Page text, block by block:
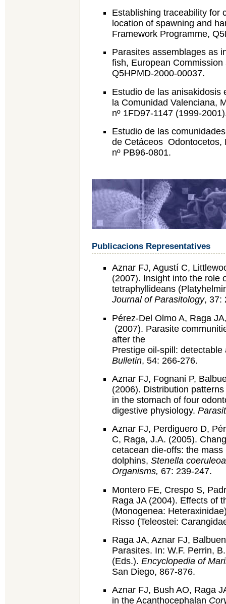
Establishing traceability for
location of spawning and
Framework Programme,
Parasites assemblages as
fish, European
Q5HPMD-2000-00037.
Estudio de las anisakidosis
la Comunidad Valenciana,
nº 1FD97-1147
Estudio de las
de Cetáceos Odontocetos,
nº PB96‑0801.
Publicacions Representatives
Aznar FJ, Agustí C,
(2007). Insight into the role
tetraphyllideans
Journal of Parasitology, 37:
Pérez-Del Olmo A, Raga
(2007). Parasite
after the
Prestige oil-spill:
Bulletin, 54: 266-276.
Aznar FJ, Fognani P,
(2006). Distribution
in the stomach of four
digestive physiology.
Aznar FJ, Perdiguero D,
C, Raga, J.A. (2005).
cetacean die-offs: the
dolphins, Stenella
Organisms, 67: 239-247.
Montero FE, Crespo S,
Raga JA (2004). Effects of
(Monogenea:
Risso (Teleostei:
Raga JA, Aznar FJ,
Parasites. In: W.F. Perrin,
(Eds.). Encyclopedia of
San Diego, 867-876.
Aznar FJ, Bush AO, Raga
in the Acanthocephalan